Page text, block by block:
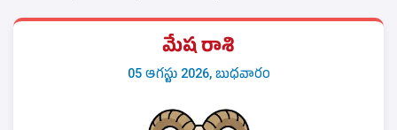
మేష రాశి
05 ఆగస్టు 2026, బుధవారం